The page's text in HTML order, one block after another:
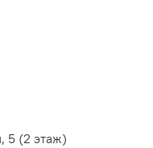
5 (2 этаж)